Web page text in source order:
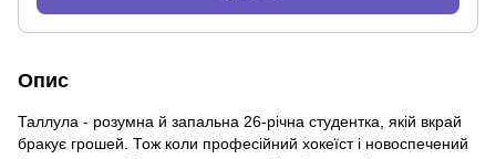
Опис
Таллула - розумна й запальна 26-річна студентка, якій вкрай
бракує грошей. Тож коли професійний хокеїст і новоспечений